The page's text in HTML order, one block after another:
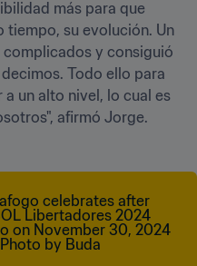
más para que
tiempo, su evolución. Un
y consiguió
Todo ello para
un alto nivel, lo cual es
afirmó Jorge.